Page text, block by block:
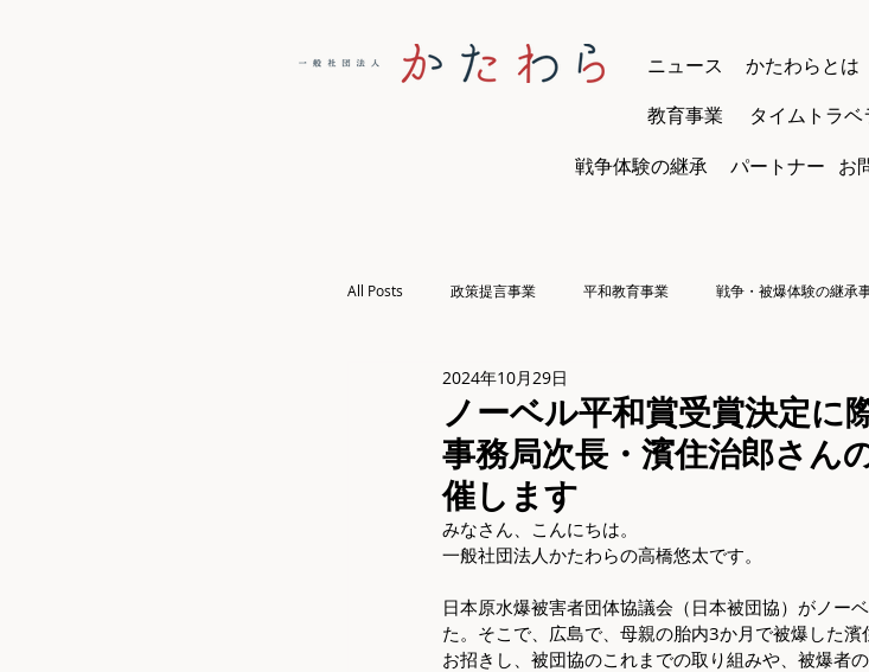
ニュース かたわらとは
教育事業 タイムトラベ
パートナー
戦争体験の継承 お
All Posts 政策提言事業 平和教育事業 戦争・被爆体験の継承
ノーベル平和賞受賞決定に
事務局次長・濱住治郎さん
催します
2024年10月29日
みなさん、こんにちは。
一般社団法人かたわらの高橋悠太です。
日本原水爆被害者団体協議会（日本被団協）がノー
た。そこで、広島で、母親の胎内3か月で被爆した
お招きし、被団協のこれまでの取り組みや、被爆者